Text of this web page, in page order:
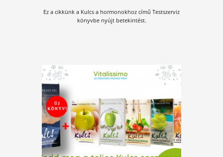
SOKAT SZIDJUK - MÉGIS KELL
Ez a cikkünk a Kulcs a hormonokhoz című Testszerviz
könyvbe nyújt betekintést.